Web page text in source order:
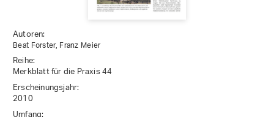
Autoren:
Beat Forster, Franz Meier
Reihe:
Merkblatt für die Praxis 44
Erscheinungsjahr:
2010